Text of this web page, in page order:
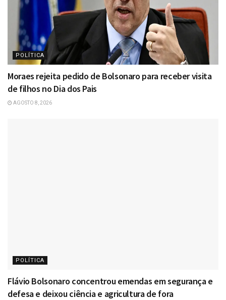
POLÍTICA
Moraes rejeita pedido de Bolsonaro para receber visita
de filhos no Dia dos Pais
AGOSTO 8, 2026
POLÍTICA
Flávio Bolsonaro concentrou emendas em segurança e
defesa e deixou ciência e agricultura de fora